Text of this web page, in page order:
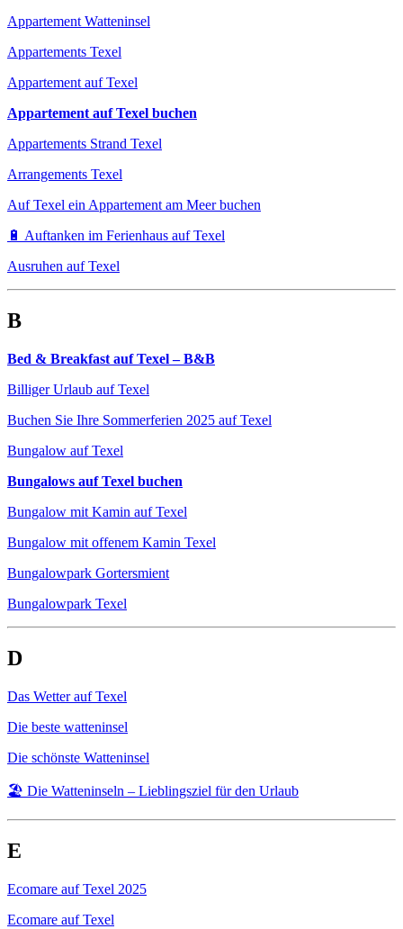
Appartement Watteninsel
Appartements Texel
Appartement auf Texel
Appartement auf Texel buchen
Appartements Strand Texel
Arrangements Texel
Auf Texel ein Appartement am Meer buchen
🔋 Auftanken im Ferienhaus auf Texel
Ausruhen auf Texel
B
Bed & Breakfast auf Texel – B&B
Billiger Urlaub auf Texel
Buchen Sie Ihre Sommerferien 2025 auf Texel
Bungalow auf Texel
Bungalows auf Texel buchen
Bungalow mit Kamin auf Texel
Bungalow mit offenem Kamin Texel
Bungalowpark Gortersmient
Bungalowpark Texel
D
Das Wetter auf Texel
Die beste watteninsel
Die schönste Watteninsel
🏖️ Die Watteninseln – Lieblingsziel für den Urlaub
E
Ecomare auf Texel 2025
Ecomare auf Texel